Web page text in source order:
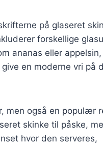
på glaseret
forskellige
ananas eller appelsin,
en moderne vri på
men også en populær
skinke til påske,
hvor den serveres,